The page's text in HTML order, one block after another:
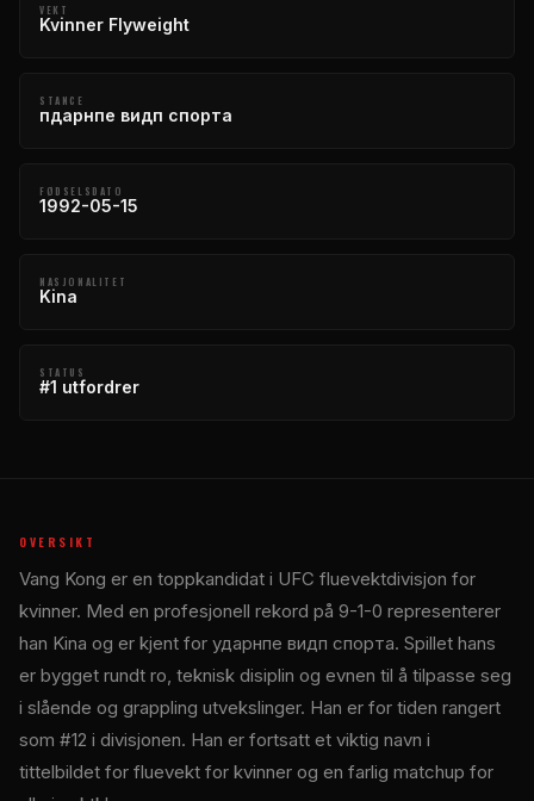
VEKT
Kvinner Flyweight
STANCE
пдарнпе видп спорта
FØDSELSDATO
1992-05-15
NASJONALITET
Kina
STATUS
#1 utfordrer
OVERSIKT
Vang Kong er en toppkandidat i UFC fluevektdivisjon for
kvinner. Med en profesjonell rekord på 9-1-0 representerer
han Kina og er kjent for ударнпе видп спорта. Spillet hans
er bygget rundt ro, teknisk disiplin og evnen til å tilpasse seg
i slående og grappling utvekslinger. Han er for tiden rangert
som #12 i divisjonen. Han er fortsatt et viktig navn i
tittelbildet for fluevekt for kvinner og en farlig matchup for